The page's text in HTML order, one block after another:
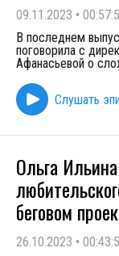
09.11.2023 •
В последнем
поговорила с
Афанасьевой о
Слушать
Ольга
беговом
26.10.2023 •